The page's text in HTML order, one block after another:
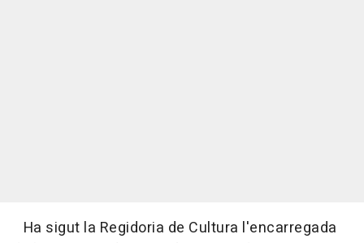
Ha sigut la Regidoria de Cultura l'encarregada